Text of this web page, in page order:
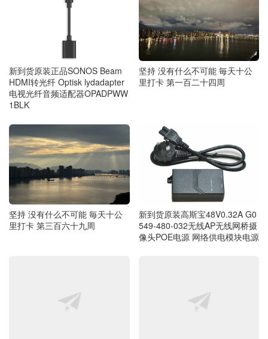
新到货原装正品SONOS Beam
HDMI转光纤 Optisk lydadapter
电视光纤音频适配器OPADPWW
1BLK
坚持 没有什么不可能 毎天十公
里打卡 第一百二十四周
坚持 没有什么不可能 毎天十公
里打卡 第三百六十九周
新到货原装高斯宝48V0.32A G0
549-480-032无线AP无线网桥摄
像头POE电源 网络供电模块电源